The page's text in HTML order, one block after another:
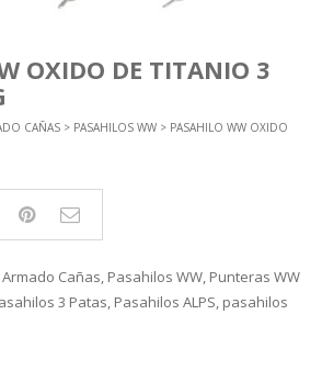
OXIDO DE TITANIO 3
CAÑAS > PASAHILOS WW > PASAHILO WW OXIDO
Cañas, Pasahilos WW, Punteras WW
3 Patas, Pasahilos ALPS, pasahilos